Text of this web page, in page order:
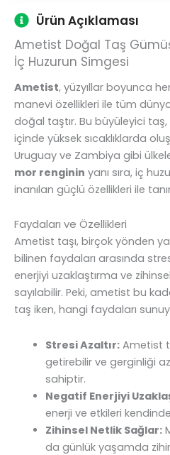
Ürün Açıklaması
Ametist Doğal Taş
İç Huzurun Simgesi
Ametist, yüzyıllar boyunca
manevi özellikleri ile tüm
doğal taştır. Bu büyüleyici
içinde yüksek sıcaklıklarda
Uruguay ve Zambiya gibi
mor renginin yanı sıra, iç
inanılan güçlü özellikleri ile
Faydaları ve Özellikleri
Ametist taşı, birçok yönden
bilinen faydaları arasında
enerjiyi uzaklaştırma ve
sayılabilir. Peki, ametist bu
taş iken, hangi faydaları
Stresi Azaltır:Ametist
getirebilir ve gerginliği
sahiptir.
Negatif Enerjiyi
enerji ve etkileri
Zihinsel Netlik Sağlar:
da günlük yaşamda